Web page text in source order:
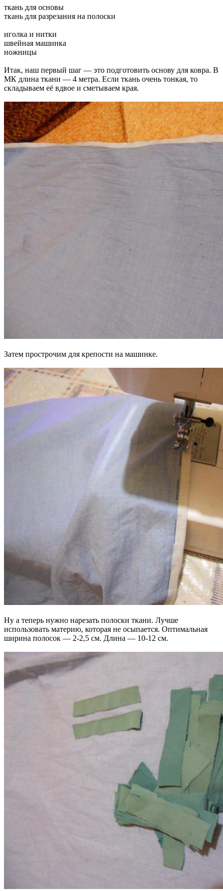
ткань для основы
ткань для разрезания на полоски
иголка и нитки
швейная машинка
ножницы
Итак, наш первый шаг — это подготовить основу для ковра. В
МК длина ткани — 4 метра. Если ткань очень тонкая, то
складываем её вдвое и сметываем края.
Затем прострочим для крепости на машинке.
Ну а теперь нужно нарезать полоски ткани. Лучше
использовать материю, которая не осыпается. Оптимальная
ширина полосок — 2-2,5 см. Длина — 10-12 см.